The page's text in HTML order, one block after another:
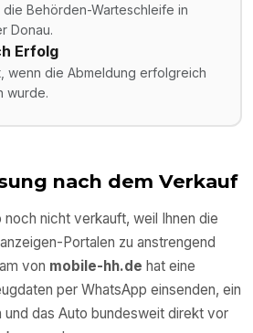
Behörden-Warteschleife in
Donau.
Erfolg
wenn die Abmeldung erfolgreich
wurde.
nach dem Verkauf
noch nicht verkauft, weil Ihnen die
Portalen zu anstrengend
von mobile-hh.de hat eine
per WhatsApp einsenden, ein
das Auto bundesweit direkt vor